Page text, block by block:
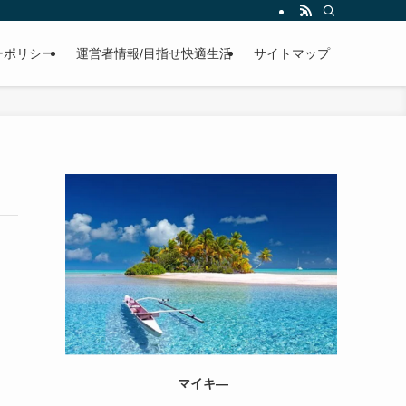
ポリシー 運営者情報/目指せ快適生活 サイトマップ
マイキ―